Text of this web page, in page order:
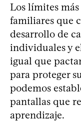
Los límites
familiares que
desarrollo de
individuales y
igual que
para proteger
podemos
pantallas que
aprendizaje.